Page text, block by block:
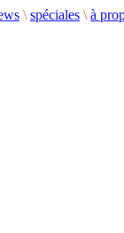
\ spéciales \ à